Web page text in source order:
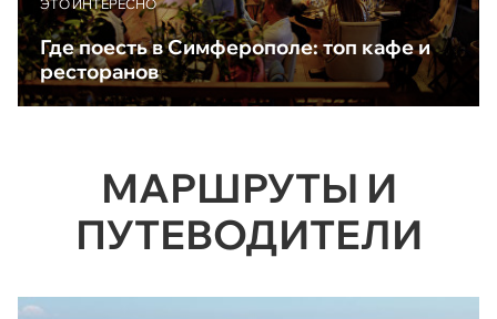
ЭТО ИНТЕРЕСНО
Где поесть в Симферополе: топ кафе и
ресторанов
МАРШРУТЫ И
ПУТЕВОДИТЕЛИ